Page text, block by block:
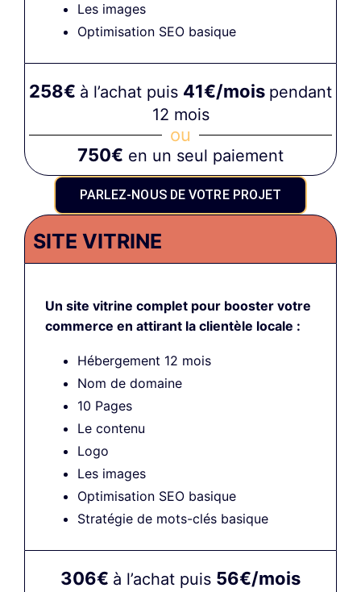
Les images
Optimisation SEO basique
258€ à l’achat puis 41€/mois pendant
12 mois
ou
750€ en un seul paiement
PARLEZ-NOUS DE VOTRE PROJET
SITE VITRINE
Un site vitrine complet pour booster votre
commerce en attirant la clientèle locale :
Hébergement 12 mois
Nom de domaine
10 Pages
Le contenu
Logo
Les images
Optimisation SEO basique
Stratégie de mots-clés basique
306€ à l’achat puis 56€/mois